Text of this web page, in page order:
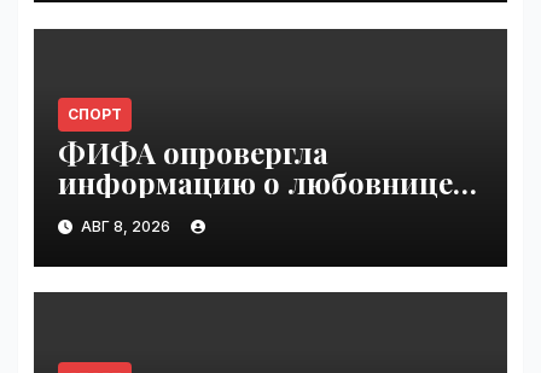
СПОРТ
ФИФА опровергла
информацию о любовнице
Инфантино | VseTime.ru
АВГ 8, 2026